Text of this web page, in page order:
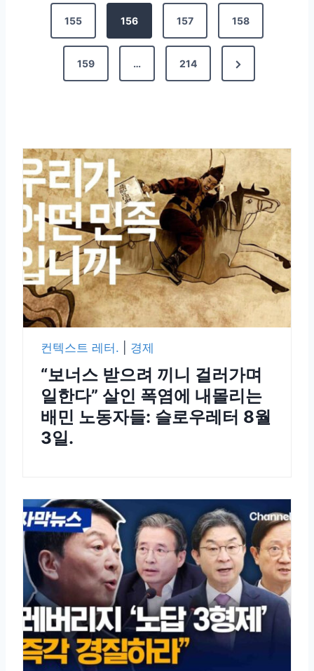
155 156 157 158
159 … 214
컨텍스트 레터. 경제
“보너스 받으려 끼니 걸러가며
일한다” 살인 폭염에 내몰리는
배민 노동자들: 슬로우레터 8월
3일.